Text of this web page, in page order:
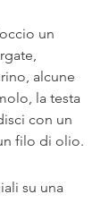
un
alcune
la testa
con un
filo di olio.
su una